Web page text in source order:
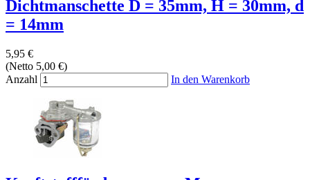
Dichtmanschette D = 35mm, H = 30mm, d
= 14mm
5,95 €
(Netto 5,00 €)
Anzahl
In den Warenkorb